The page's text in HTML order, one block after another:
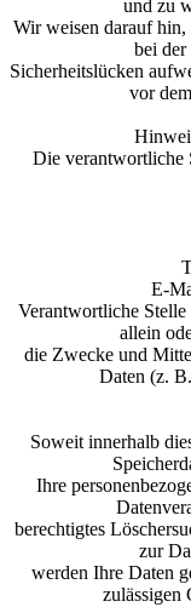
und zu
Wir weisen darauf hin,
bei
Sicherheitslücken
vor
Die verantwortliche
E-
Verantwortliche Stelle
allein
die Zwecke und
Daten (z.
Soweit innerhalb
Ihre
berechtigtes
zur
werden Ihre Daten
zulässigen